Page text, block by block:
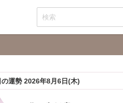
の運勢 2026年8月6日(木)